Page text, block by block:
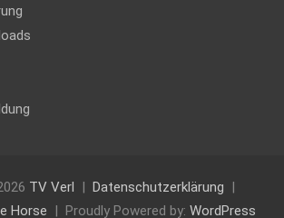
TV Verl
Datenschutzerklärung
Horse Proudly Powered by: WordPress